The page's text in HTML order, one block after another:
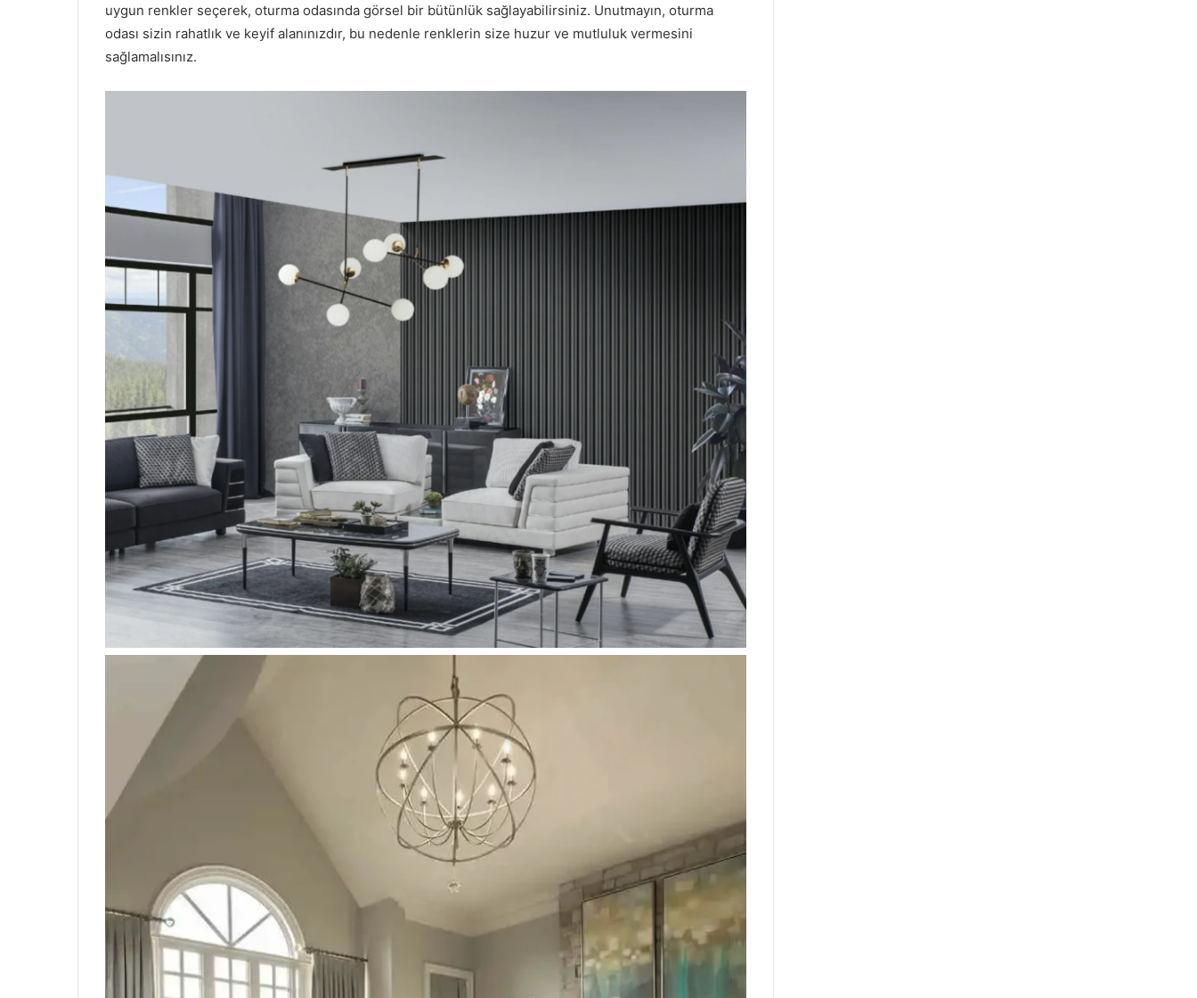
uygun renkler seçerek, oturma odasında görsel bir bütünlük sağlayabilirsiniz. Unutmayın, oturma
odası sizin rahatlık ve keyif alanınızdır, bu nedenle renklerin size huzur ve mutluluk vermesini
sağlamalısınız.